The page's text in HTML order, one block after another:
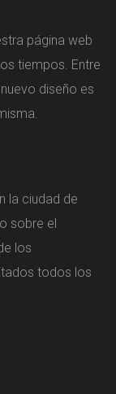
página web
tiempos. Entre
diseño es
la ciudad de
sobre el
los
todos los